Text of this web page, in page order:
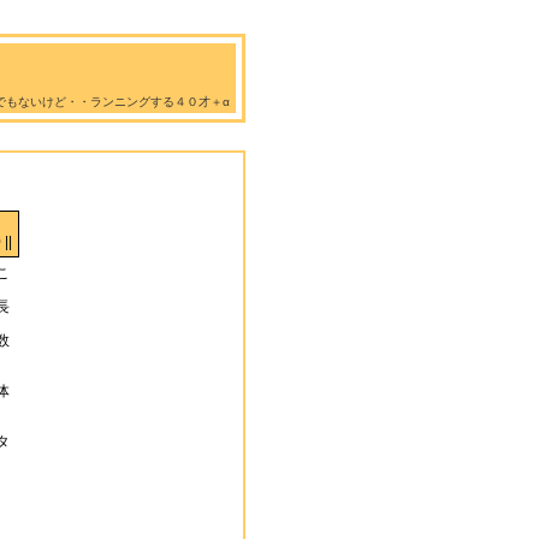
ないけど・・ランニングする４０才＋α